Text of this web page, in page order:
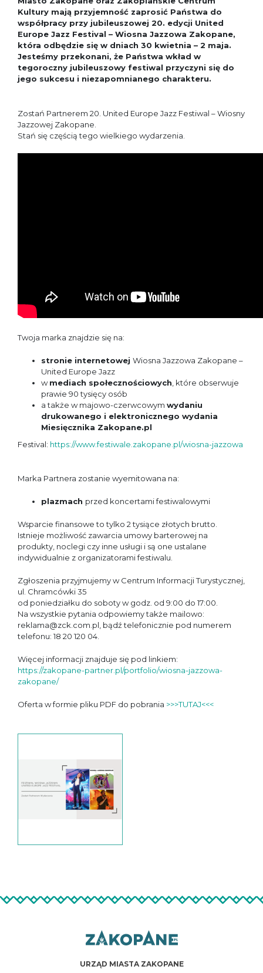
Kultury mają przyjemność zaprosić Państwa do
współpracy przy jubileuszowej 20. edycji United
Europe Jazz Festival – Wiosna Jazzowa Zakopane,
która odbędzie się w dniach 30 kwietnia – 2 maja.
Jesteśmy przekonani, że Państwa wkład w
tegoroczny jubileuszowy festiwal przyczyni się do
jego sukcesu i niezapomnianego charakteru.
Zostań Partnerem 20. United Europe Jazz Festiwal – Wiosny
Jazzowej Zakopane.
Stań się częścią tego wielkiego wydarzenia.
Twoja marka znajdzie się na:
stronie internetowej Wiosna Jazzowa Zakopane –
United Europe Jazz
wmediach społecznościowych, które obserwuje
prawie 90 tysięcy osób
a także w majowo-czerwcowym wydaniu
drukowanego i elektronicznego wydania
Miesięcznika Zakopane.pl
Festival: https://www.festiwale.zakopane.pl/wiosna-jazzowa
Marka Partnera zostanie wyemitowana na:
plazmach przed koncertami festiwalowymi
Wsparcie finansowe to tylko 2 tysiące złotych brutto.
Istnieje możliwość zawarcia umowy barterowej na
produkty, noclegi czy inne usługi i są one ustalane
indywidualnie z organizatorami festiwalu.
Zgłoszenia przyjmujemy w Centrum Informacji Turystycznej,
ul. Chramcówki 35
od poniedziałku do soboty w godz. od 9:00 do 17:00.
Na wszystkie pytania odpowiemy także mailowo:
reklama@zck.com.pl, bądź telefonicznie pod numerem
telefonu: 18 20 120 04.
Więcej informacji znajduje się pod linkiem:
https://zakopane-partner.pl/portfolio/wiosna-jazzowa-
zakopane/
Oferta w formie pliku PDF do pobrania >>>TUTAJ<<<
URZĄD MIASTA ZAKOPANE